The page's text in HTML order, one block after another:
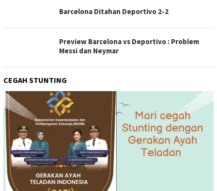
Barcelona Ditahan Deportivo 2-2
Preview Barcelona vs Deportivo : Problem
Messi dan Neymar
CEGAH STUNTING